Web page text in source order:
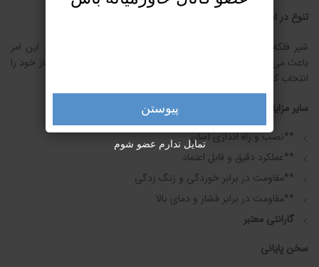
تنوع در اندازه و نوع
شیر فلکه آذر در انواع مختلف و سایزهای گوناگون تولید می شود. این امر
باعث می شود که کاربران بتوانند شیر فلکه ای با ویژگی های مورد نیاز خود را
انتخاب کنند.
سایر مزایای شیر فلکه آذر عبارتند از:
**نصب و راه اندازی آسان
**عملکرد دقیق و قابل اعتماد
**مقاومت در برابر خوردگی و زنگ زدگی
**مقاومت در برابر فشار و دمای بالا
گارانتی معتبر
سخن پایانی
پیوستن
تمایل ندارم عضو شوم